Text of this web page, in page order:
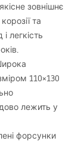
зовнішнє
та
легкість
110×130
лежить у
форсунки